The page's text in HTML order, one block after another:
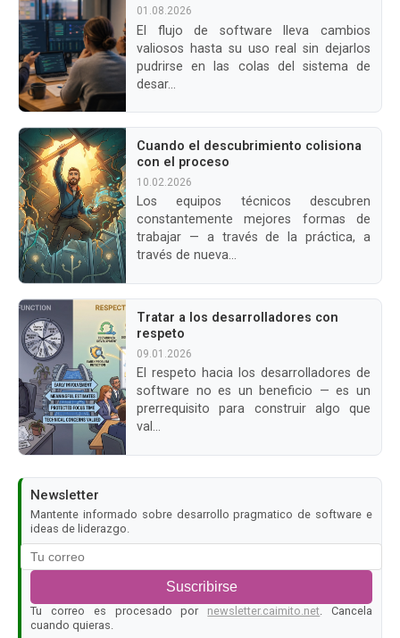
01.08.2026
El flujo de software lleva cambios
valiosos hasta su uso real sin dejarlos
pudrirse en las colas del sistema de
desar...
Cuando el descubrimiento colisiona
con el proceso
10.02.2026
Los equipos técnicos descubren
constantemente mejores formas de
trabajar — a través de la práctica, a
través de nueva...
Tratar a los desarrolladores con
respeto
09.01.2026
El respeto hacia los desarrolladores de
software no es un beneficio — es un
prerrequisito para construir algo que
val...
Newsletter
Mantente informado sobre desarrollo pragmatico de software e
ideas de liderazgo.
Suscribirse
Tu correo es procesado por newsletter.caimito.net. Cancela
cuando quieras.